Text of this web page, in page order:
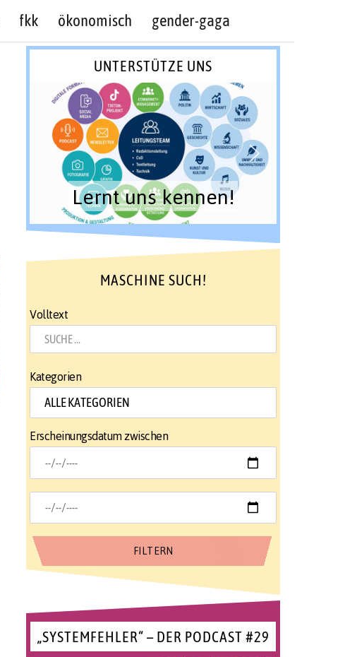
fkk ökonomisch gender-gaga
UNTERSTÜTZE UNS
Lernt uns kennen!
MASCHINE SUCH!
Volltext
Kategorien
Erscheinungsdatum zwischen
„SYSTEMFEHLER“ – DER PODCAST #29